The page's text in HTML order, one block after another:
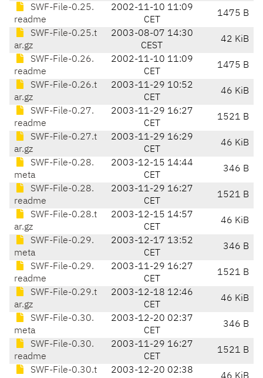
SWF-File-0.25.
readme
2002-11-10 11:09
CET
1475 B
SWF-File-0.25.t
ar.gz
2003-08-07 14:30
CEST
42 KiB
SWF-File-0.26.
readme
2002-11-10 11:09
CET
1475 B
SWF-File-0.26.t
ar.gz
2003-11-29 10:52
CET
46 KiB
SWF-File-0.27.
readme
2003-11-29 16:27
CET
1521 B
SWF-File-0.27.t
ar.gz
2003-11-29 16:29
CET
46 KiB
SWF-File-0.28.
meta
2003-12-15 14:44
CET
346 B
SWF-File-0.28.
readme
2003-11-29 16:27
CET
1521 B
SWF-File-0.28.t
ar.gz
2003-12-15 14:57
CET
46 KiB
SWF-File-0.29.
meta
2003-12-17 13:52
CET
346 B
SWF-File-0.29.
readme
2003-11-29 16:27
CET
1521 B
SWF-File-0.29.t
ar.gz
2003-12-18 12:46
CET
46 KiB
SWF-File-0.30.
meta
2003-12-20 02:37
CET
346 B
SWF-File-0.30.
readme
2003-11-29 16:27
CET
1521 B
SWF-File-0.30.t 2003-12-20 02:38